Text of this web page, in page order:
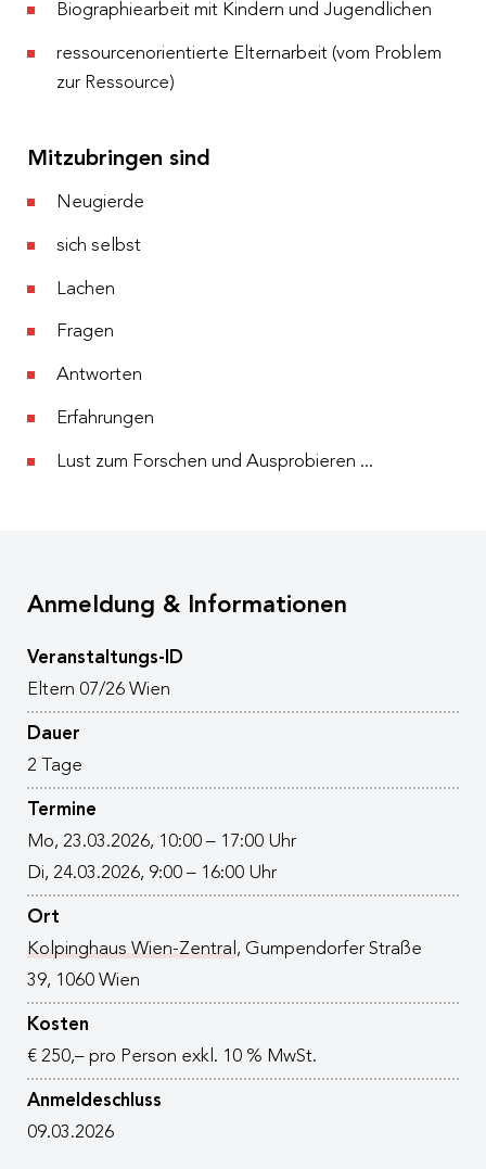
Biographiearbeit mit Kindern und Jugendlichen
ressourcenorientierte Elternarbeit (vom Problem
zur Ressource)
Mitzubringen sind
Neugierde
sich selbst
Lachen
Fragen
Antworten
Erfahrungen
Lust zum Forschen und Ausprobieren ...
Anmeldung & Informationen
Veranstaltungs-ID
Eltern 07/26 Wien
Dauer
2 Tage
Termine
Mo, 23.03.2026, 10:00 – 17:00 Uhr
Di, 24.03.2026, 9:00 – 16:00 Uhr
Ort
Kolpinghaus Wien-Zentral , Gumpendorfer Straße
39, 1060 Wien
Kosten
€ 250,– pro Person exkl. 10 % MwSt.
Anmeldeschluss
09.03.2026